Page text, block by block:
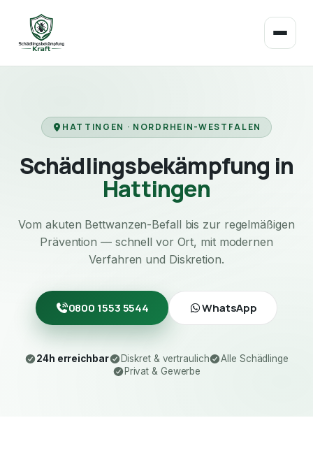
HATTINGEN · NORDRHEIN-WESTFALEN
Schädlingsbekämpfung in
Hattingen
Vom akuten Bettwanzen-Befall bis zur regelmäßigen
Prävention — schnell vor Ort, mit modernen
Verfahren und Diskretion.
0800 1553 5544 WhatsApp
24h erreichbar Diskret & vertraulich
Alle Schädlinge
Privat & Gewerbe